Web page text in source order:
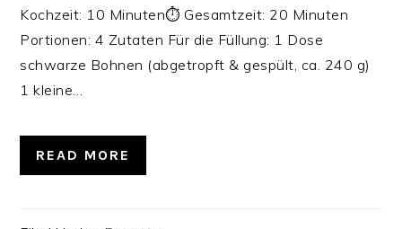
Kochzeit: 10 Minuten⏱ Gesamtzeit: 20 Minuten‍‍‍
Portionen: 4 Zutaten Für die Füllung: 1 Dose
schwarze Bohnen (abgetropft & gespült, ca. 240 g)
1 kleine…
READ MORE